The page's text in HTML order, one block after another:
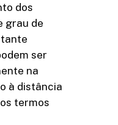
dos
grau de
ser
na
à distância
termos